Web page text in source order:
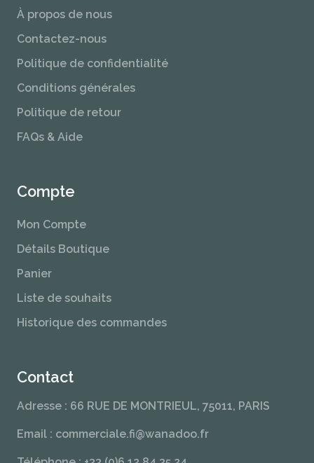
À propos de nous
Contactez-nous
Politique de confidentialité
Conditions générales
Politique de retour
FAQs & Aide
Compte
Mon Compte
Détails Boutique
Panier
Liste de souhaits
Historique des commandes
Contact
Adresse : 66 RUE DE MONTRIEUL, 75011, PARIS
Email : commerciale.fi@wanadoo.fr